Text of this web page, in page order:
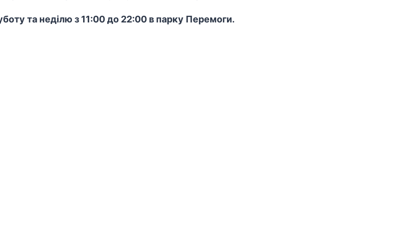
та неділю з 11:00 до 22:00 в парку Перемоги.